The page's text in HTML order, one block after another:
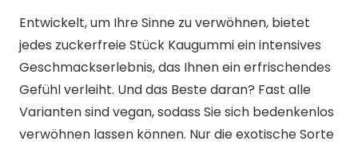
Entwickelt, um Ihre Sinne zu verwöhnen, bietet
jedes zuckerfreie Stück Kaugummi ein intensives
Geschmackserlebnis, das Ihnen ein erfrischendes
Gefühl verleiht. Und das Beste daran? Fast alle
Varianten sind vegan, sodass Sie sich bedenkenlos
verwöhnen lassen können. Nur die exotische Sorte